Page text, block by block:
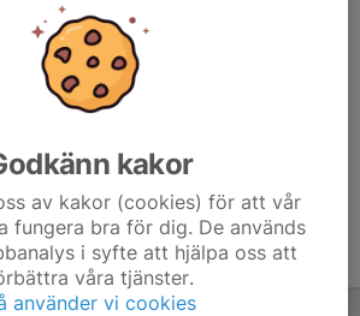
kakor
av kakor (cookies) för att vår
fungera bra för dig. De används
i syfte att hjälpa oss att
våra tjänster.
använder vi cookies